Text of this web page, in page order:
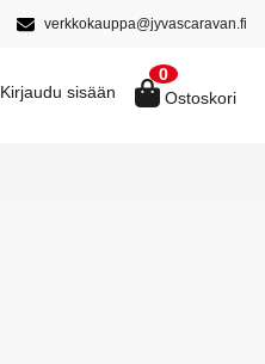
verkkokauppa@jyvascaravan.fi
Kirjaudu sisään
0
Ostoskori